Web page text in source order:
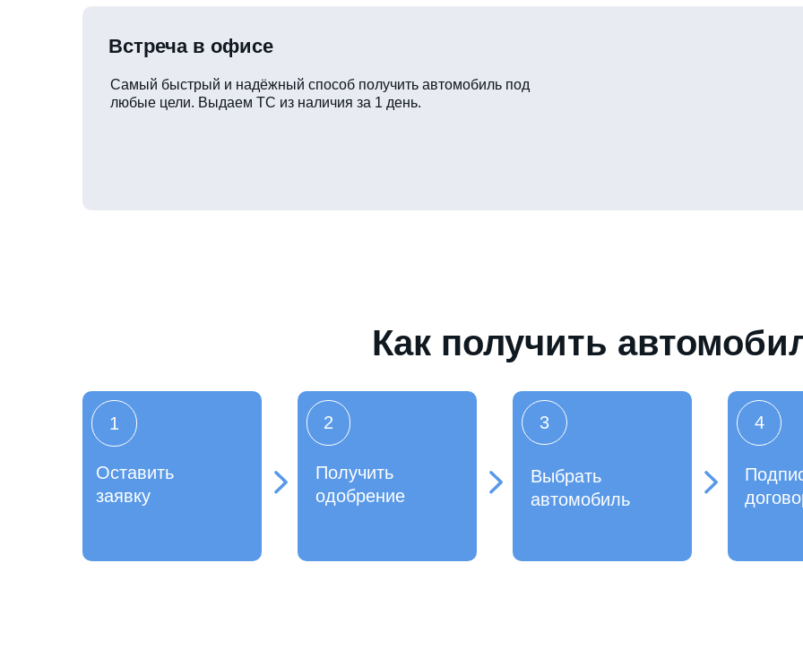
Самый быстрый и надёжный способ получить автомобиль под
любые цели. Выдаем ТС из наличия за 1 день.
Встреча в офисе
Как получить
4
Выбрать
автомобиль
3
Получить
одобрение
2
Оставить
заявку
1